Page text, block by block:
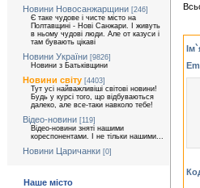
Новини Новосанжарщини [246]
Є таке чудове і чисте місто на
Полтавщині - Нові Санжари. І живуть
в ньому чудові люди. Але от казуси і
там бувають цікаві
Новини України [9826]
Новини з Батьківщини
Новини світу [4403]
Тут усі найважливіші світові новини!
Будь у курсі того, що відбуваються
далеко, але все-таки навколо тебе!
Відео-новини [119]
Відео-новини зняті нашими
кореспонентами. І не тільки нашими...
Новини Царичанки [0]
Наше місто